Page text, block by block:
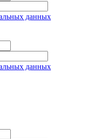
данных
данных